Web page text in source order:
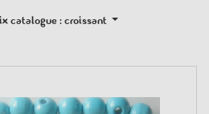
catalogue : croissant